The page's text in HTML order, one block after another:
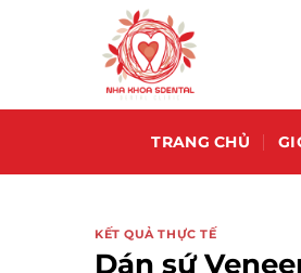
TRANG CHỦ
KẾT QUẢ THỰC TẾ
Dán sứ